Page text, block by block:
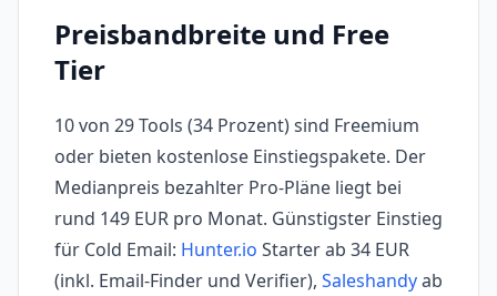
Preisbandbreite und Free
Tier
10 von 29 Tools (34 Prozent) sind Freemium
oder bieten kostenlose Einstiegspakete. Der
Medianpreis bezahlter Pro-Pläne liegt bei
rund 149 EUR pro Monat. Günstigster Einstieg
für Cold Email: Hunter.io Starter ab 34 EUR
(inkl. Email-Finder und Verifier), Saleshandyab